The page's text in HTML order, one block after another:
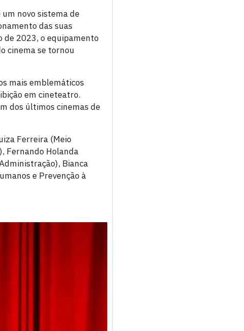
novo sistema de
das suas
de 2023, o equipamento
cinema se tornou
mais emblemáticos
em cineteatro.
dos últimos cinemas de
Ferreira (Meio
Fernando Holanda
Bianca
e Prevenção à